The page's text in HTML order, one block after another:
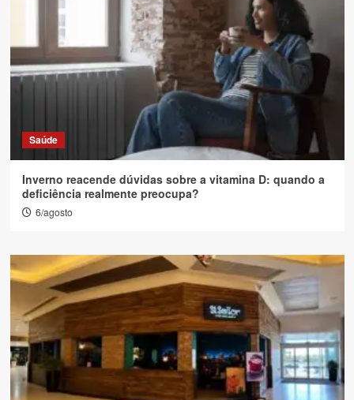
Saúde
Inverno reacende dúvidas sobre a vitamina D: quando a
deficiência realmente preocupa?
6/agosto